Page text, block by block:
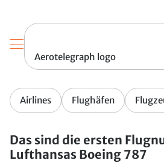
Aerotelegraph logo
Airlines Flughäfen
Das sind die ersten
Lufthansas Boeing 787